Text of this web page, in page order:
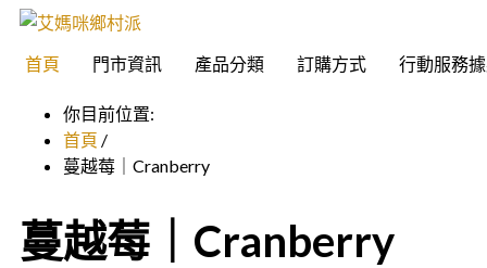
首頁 門市資訊 產品分類 訂購方式 行動服務
你目前位置:
首頁 /
蔓越莓｜Cranberry
蔓越莓｜Cranberry